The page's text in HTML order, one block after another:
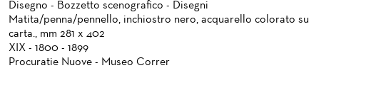
Disegno - Bozzetto scenografico - Disegni
Matita/penna/pennello, inchiostro nero, acquarello colorato su
carta., mm 281 x 402
XIX - 1800 - 1899
Procuratie Nuove - Museo Correr